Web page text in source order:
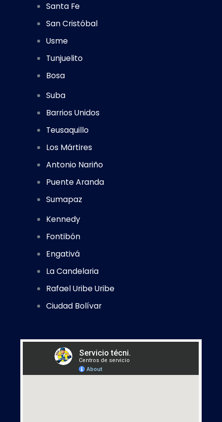
Santa Fe
San Cristóbal
Usme
Tunjuelito
Bosa
Suba
Barrios Unidos
Teusaquillo
Los Mártires
Antonio Nariño
Puente Aranda
Sumapaz
Kennedy
Fontibón
Engativá
La Candelaria
Rafael Uribe Uribe
Ciudad Bolívar